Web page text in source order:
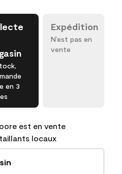
en 3
Expédition
N’est pas en
vente
est en vente
locaux